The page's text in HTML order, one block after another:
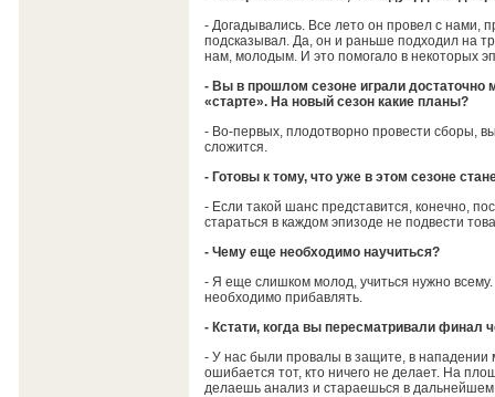
- Догадывались. Все лето он провел с нами,
подсказывал. Да, он и раньше подходил на
нам, молодым. И это помогало в некоторых
- Вы в прошлом сезоне играли достаточно
«старте». На новый сезон какие планы?
- Во-первых, плодотворно провести сборы,
сложится.
- Готовы к тому, что уже в этом сезоне
- Если такой шанс представится, конечно,
стараться в каждом эпизоде не подвести
- Чему еще необходимо научиться?
- Я еще слишком молод, учиться нужно
необходимо прибавлять.
- Кстати, когда вы пересматривали финал
- У нас были провалы в защите, в нападении
ошибается тот, кто ничего не делает. На
делаешь анализ и стараешься в дальнейшем